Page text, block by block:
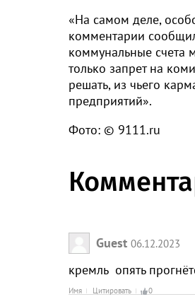
«На самом деле,
комментарии
коммунальные счета
только запрет на
решать, из чьего
предприятий».
Фото: © 9111.ru
Guest 06.12.2023
кремль опять
Имя Цитировать 0